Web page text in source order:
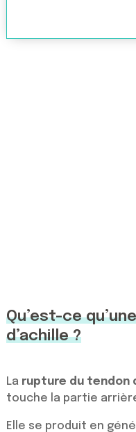
Qu’est-ce
d’achille ?
La rupture du tendon
touche la partie
Elle se produit en